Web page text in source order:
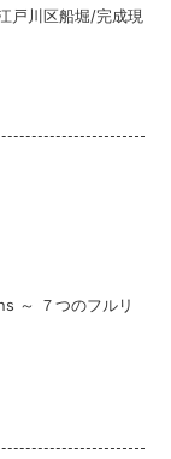
戸川区船堀/完成現
～ ７つのフルリ